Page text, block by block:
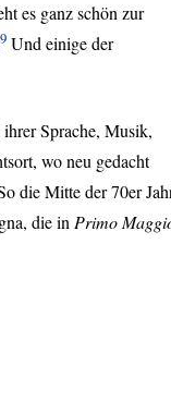
es ganz schön zur
9 Und einige der
Sprache, Musik,
wo neu gedacht
die Mitte der 70er
die in Primo